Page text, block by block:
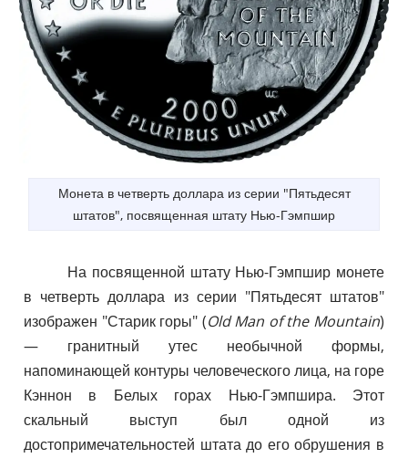
Монета в четверть доллара из серии "Пятьдесят
штатов", посвященная штату Нью-Гэмпшир
На посвященной штату Нью-Гэмпшир монете
в четверть доллара из серии "Пятьдесят штатов"
изображен "Старик горы" (Old Man of the Mountain)
— гранитный утес необычной формы,
напоминающей контуры человеческого лица, на горе
Кэннон в Белых горах Нью-Гэмпшира. Этот
скальный выступ был одной из
достопримечательностей штата до его обрушения в